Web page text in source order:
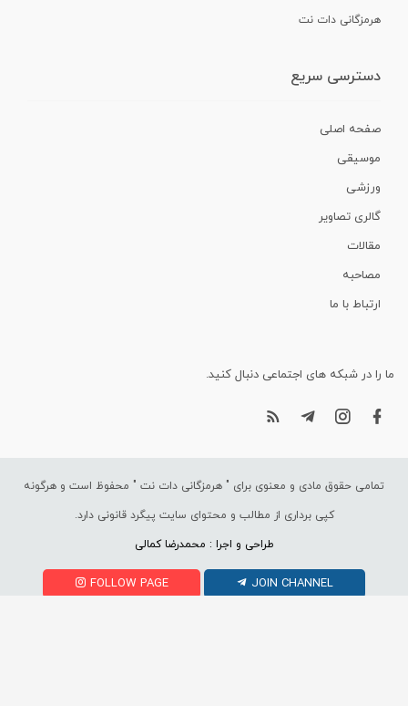
هرمزگانی دات نت
دسترسی سریع
صفحه اصلی
موسیقی
ورزشی
گالری تصاویر
مقالات
مصاحبه
ارتباط با ما
ما را در شبکه های اجتماعی دنبال کنید.
تمامی حقوق مادی و معنوی برای " هرمزگانی دات نت " محفوظ است و هرگونه
کپی برداری از مطالب و محتوای سایت پیگرد قانونی دارد.
طراحی و اجرا : محمدرضا کمالی
FOLLOW PAGE JOIN CHANNEL